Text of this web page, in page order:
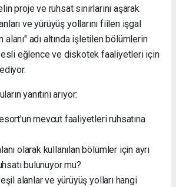
proje ve ruhsat sınırlarını aşarak
ve yürüyüş yollarını fiilen işgal
adı altında işletilen bölümlerin
eğlence ve diskotek faaliyetleri için
yanıtını arıyor:
mevcut faaliyetleri ruhsatına
olarak kullanılan bölümler için ayrı
bulunuyor mu?
alanlar ve yürüyüş yolları hangi